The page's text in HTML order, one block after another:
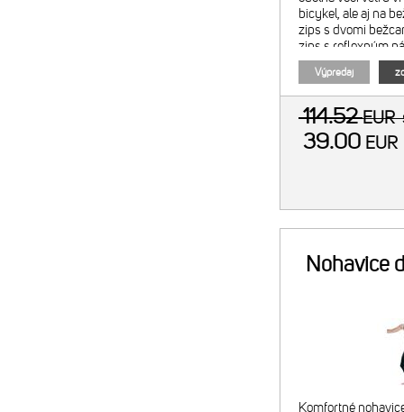
bicykel, ale aj na
zips s dvomi
zips s reflexným
Výpredaj
114.52EUR
39.00 EUR
Nohavice
Komfortné